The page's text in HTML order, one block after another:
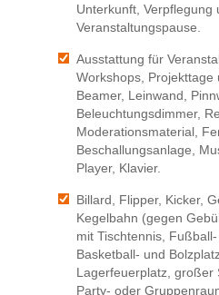
Unterkunft, Verpflegung
Veranstaltungspause.
Ausstattung für
Workshops, Projekttage
Beamer, Leinwand,
Beleuchtungsdimmer,
Moderationsmaterial,
Beschallungsanlage,
Player, Klavier.
Billard, Flipper, Kicker,
Kegelbahn (gegen
mit Tischtennis,
Basketball- und
Lagerfeuerplatz, großer
Party- oder